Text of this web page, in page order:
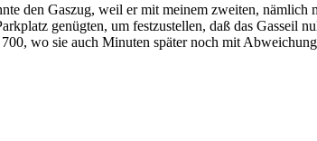
den Gaszug, weil er mit meinem zweiten,
genügten, um festzustellen, daß das Gasseil
wo sie auch Minuten später noch mit